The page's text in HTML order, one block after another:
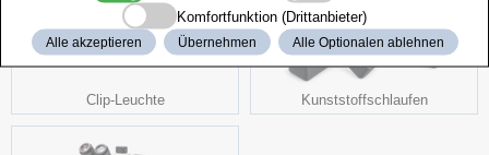
Clip-Leuchte Kunststoffschlaufen
Komfortfunktion (Drittanbieter)
Alle akzeptieren Übernehmen Alle Optionalen ablehnen